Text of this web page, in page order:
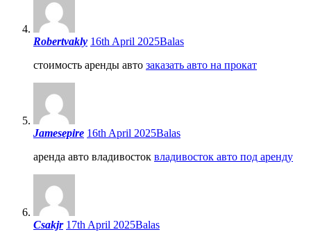
Robertvakly 16th April 2025Balas
стоимость аренды авто заказать авто на прокат
Jamesepire 16th April 2025Balas
аренда авто владивосток владивосток авто под аренду
Csakjr 17th April 2025Balas